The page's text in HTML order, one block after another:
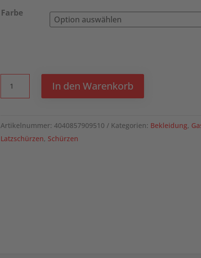
Farbe
In den Warenkorb
Artikelnummer:4040857909510 Kategorien: Bekleidung,
Latzschürzen, Schürzen